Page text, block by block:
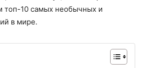
топ-10 самых необычных и
в мире.